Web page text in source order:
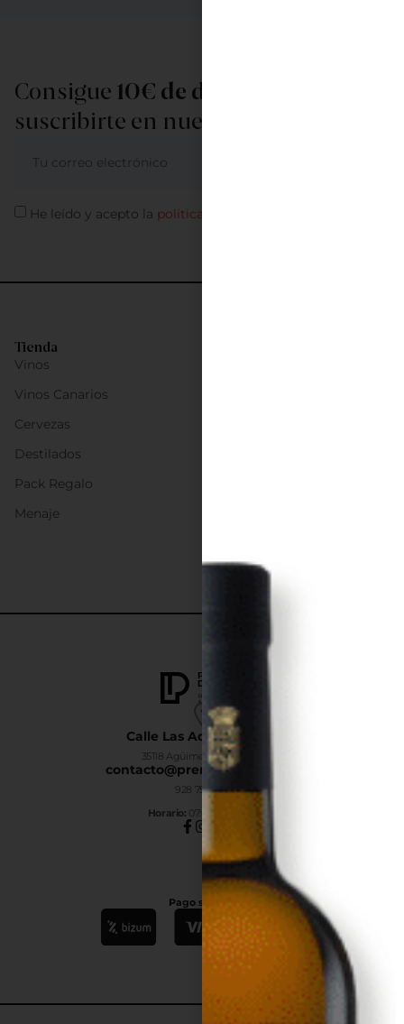
Calle Las Adelfas Nº6-B
35118 Agüimes, Las Palmas
contacto@premiumdrinks.es
928 754 363
Horario: 07:00h a 15:00h
Pago seguro
Tienda
Vinos
Vinos Canarios
Cervezas
Destilados
Pack Regalo
Menaje
Consigue 10€ de descuento
suscribirte en nuestra newsletter
He leído y acepto la política de privacidad